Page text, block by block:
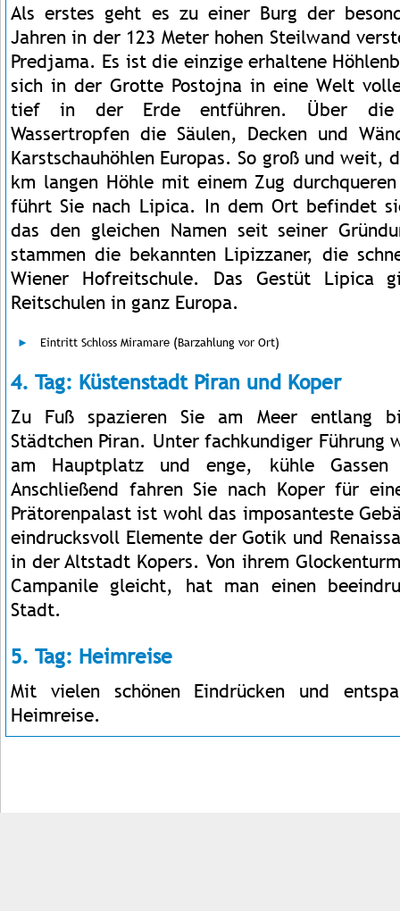
Als erstes geht es zu einer Burg der
Jahren in der 123 Meter hohen Steilwand
Predjama. Es ist die einzige erhaltene
sich in der Grotte Postojna in eine Welt
tief in der Erde entführen. Über die
Wassertropfen die Säulen, Decken und
Karstschauhöhlen Europas. So groß und weit,
km langen Höhle mit einem Zug
führt Sie nach Lipica. In dem Ort befindet
das den gleichen Namen seit seiner
stammen die bekannten Lipizzaner, die
Wiener Hofreitschule. Das Gestüt Lipica
Reitschulen in ganz Europa.
Eintritt Schloss Miramare (Barzahlung vor Ort)
4. Tag: Küstenstadt Piran und Koper
Zu Fuß spazieren Sie am Meer entlang
Städtchen Piran. Unter fachkundiger Führung
am Hauptplatz und enge, kühle
Anschließend fahren Sie nach Koper für
Prätorenpalast ist wohl das imposanteste
eindrucksvoll Elemente der Gotik und
in der Altstadt Kopers. Von ihrem
Campanile gleicht, hat man einen
Stadt.
5. Tag: Heimreise
Mit vielen schönen Eindrücken und
Heimreise.